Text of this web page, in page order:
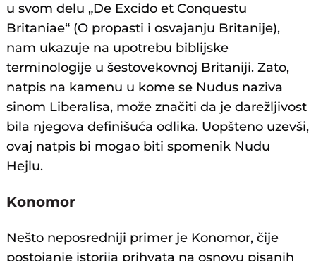
u svom delu „De Excido et Conquestu
Britaniae“ (O propasti i osvajanju Britanije),
nam ukazuje na upotrebu biblijske
terminologije u šestovekovnoj Britaniji. Zato,
natpis na kamenu u kome se Nudus naziva
sinom Liberalisa, može značiti da je darežljivost
bila njegova definišuća odlika. Uopšteno uzevši,
ovaj natpis bi mogao biti spomenik Nudu
Hejlu.
Konomor
Nešto neposredniji primer je Konomor, čije
postojanje istorija prihvata na osnovu pisanih